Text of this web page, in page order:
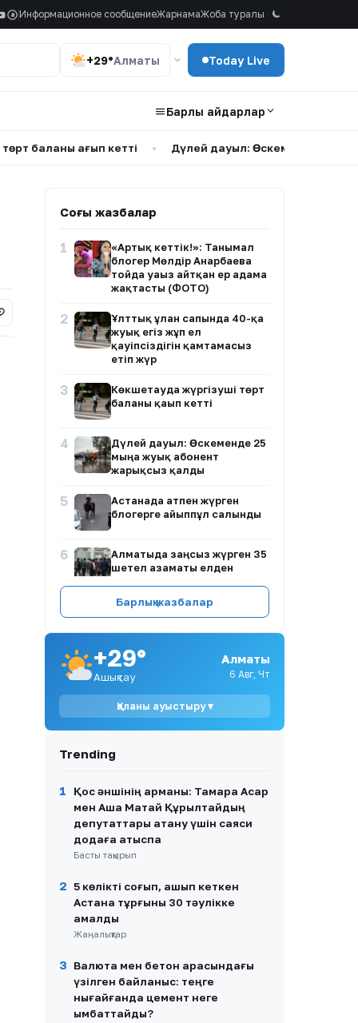
a Информационное сообщениеЖарнамаЖоба туралы
+29°Алматы Today Live
Барлық айдарлар
қағып кетті • Дүлей дауыл: Өскеменде 25 мыңға жуық
Соңғы жазбалар
1
«Артық кеттік!»: Танымал
блогер Мөлдір Анарбаева
тойда уағыз айтқан ер адамға
жақтасты (ФОТО)
2
Ұлттық ұлан сапында 40-қа
жуық егіз жұп ел
қауіпсіздігін қамтамасыз
етіп жүр
3
Көкшетауда жүргізуші төрт
баланы қағып кетті
4
Дүлей дауыл: Өскеменде 25
мыңға жуық абонент
жарықсыз қалды
5
Астанада атпен жүрген
блогерге айыппұл салынды
6
Алматыда заңсыз жүрген 35
шетел азаматы елден
7
Балалар жүретін көшеде
талаған иттің иесі жеңіл
жазамен құтылды
8
Көпірсіз Көктaл: Алматы
облысында 2,5 мың тұрғын
келінін сотқа берді (ВИДЕО)
10
Түрмеде ақша бопсалаған:
ШҚО-да сотталғандарға тағы
үкім шығып, жазалары
Барлық жазбалар
+29°
Ашықтау
Алматы
6 Авг, Чт
Қаланы ауыстыру ▾
Trending
1
Қос әншінің арманы: Тамара Асар
мен Аша Матай Құрылтайдың
депутаттары атану үшін саяси
додаға қатыспақ
Басты тақырып
2
5 көлікті соғып, қашып кеткен
Астана тұрғыны 30 тәулікке
қамалды
Жаңалықтар
3
Валюта мен бетон арасындағы
үзілген байланыс: теңге
нығайғанда цемент неге
қымбаттайды?